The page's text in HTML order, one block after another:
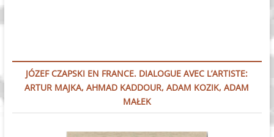
JÓZEF CZAPSKI EN FRANCE. DIALOGUE AVEC L’ARTISTE:
ARTUR MAJKA, AHMAD KADDOUR, ADAM KOZIK, ADAM
MAŁEK